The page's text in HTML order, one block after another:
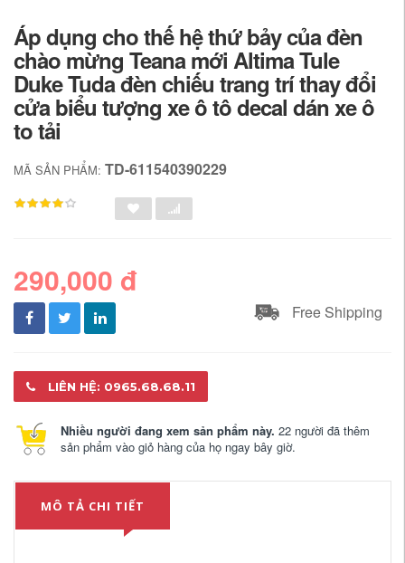
Áp dụng cho thế hệ thứ bảy của đèn
chào mừng Teana mới Altima Tule
Duke Tuda đèn chiếu trang trí thay đổi
cửa biểu tượng xe ô tô decal dán xe ô
to tải
MÃ SẢN PHẨM: TD-611540390229
290,000 đ
Free Shipping
LIÊN HỆ: 0965.68.68.11
Nhiều người đang xem sản phẩm này. 22 người đã thêm
sản phẩm vào giỏ hàng của họ ngay bây giờ.
MÔ TẢ CHI TIẾT